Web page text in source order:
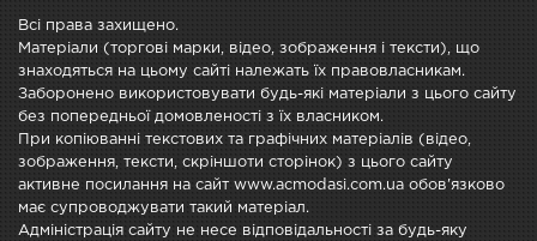
Всі права захищено.
Матеріали (торгові марки, відео, зображення і тексти), що
знаходяться на цьому сайті належать їх правовласникам.
Заборонено використовувати будь-які матеріали з цього сайту
без попередньої домовленості з їх власником.
При копіюванні текстових та графічних матеріалів (відео,
зображення, тексти, скріншоти сторінок) з цього сайту
активне посилання на сайт www.acmodasi.com.ua обов'язково
має супроводжувати такий матеріал.
Адміністрація сайту не несе відповідальності за будь-яку